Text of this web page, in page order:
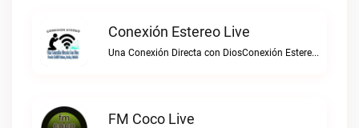
Conexión Estereo Live
Una Conexión Directa con DiosConexión Estereo live
FM Coco Live